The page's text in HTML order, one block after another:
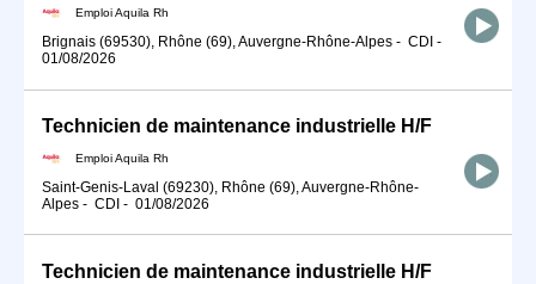
Emploi Aquila Rh
Brignais (69530), Rhône (69), Auvergne-Rhône-Alpes - CDI -
01/08/2026
Technicien de maintenance industrielle H/F
Emploi Aquila Rh
Saint-Genis-Laval (69230), Rhône (69), Auvergne-Rhône-
Alpes - CDI - 01/08/2026
Technicien de maintenance industrielle H/F